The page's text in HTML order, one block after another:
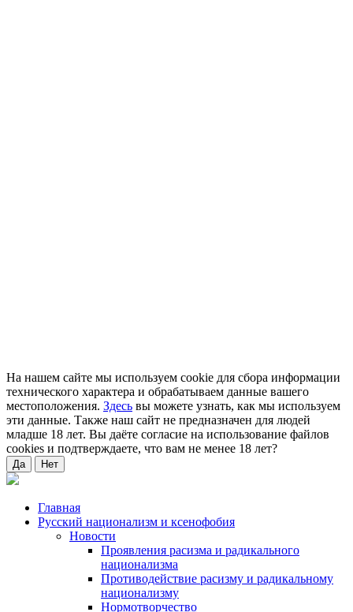
На нашем сайте мы используем cookie для сбора информации
технического характера и обрабатываем данные вашего
местоположения. Здесь вы можете узнать, как мы используем
эти данные. Также наш сайт не предназначен для людей
младше 18 лет. Вы даёте согласие на использование файлов
cookies и подтверждаете, что вам не менее 18 лет?
Да Нет
Главная
Русский национализм и ксенофобия
Новости
Проявления расизма и радикального
национализма
Противодействие расизму и радикальному
национализму
Нормотворчество